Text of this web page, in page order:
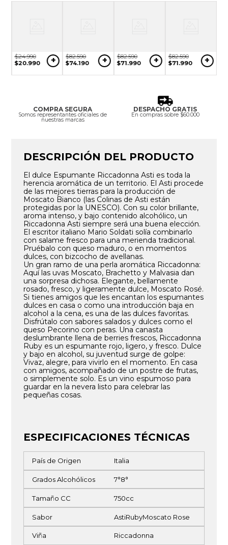
$24.990
$20.990 + $82.590
$74.190 + $82.590
$71.990 + $82.590
$71.990 +
COMPRA SEGURA
Somos representantes oficiales de
nuestras marcas
DESPACHO GRATIS
En compras sobre $60.000
DESCRIPCIÓN DEL PRODUCTO
El dulce Espumante Riccadonna Asti es toda la
herencia aromática de un territorio. El Asti procede
de las mejores tierras para la producción de
Moscato Bianco (las Colinas de Asti están
protegidas por la UNESCO). Con su color brillante,
aroma intenso, y bajo contenido alcohólico, un
Riccadonna Asti siempre será una buena elección.
El escritor italiano Mario Soldati solía combinarlo
con salame fresco para una merienda tradicional.
Pruébalo con queso maduro, o en momentos
dulces, con bizcocho de avellanas.
Un gran ramo de una perla aromática Riccadonna:
Aquí las uvas Moscato, Brachetto y Malvasia dan
una sorpresa dichosa. Elegante, bellamente
rosado, fresco, y ligeramente dulce, Moscato Rosé.
Si tienes amigos que les encantan los espumantes
dulces en casa o como una introducción baja en
alcohol a la cena, es una de las dulces favoritas.
Disfrútalo con sabores salados y dulces como el
queso Pecorino con peras. Una canasta
deslumbrante llena de berries frescos, Riccadonna
Ruby es un espumante rojo, ligero, y fresco. Dulce
y bajo en alcohol, su juventud surge de golpe:
Vivaz, alegre, para vivirlo en el momento. En casa
con amigos, acompañado de un postre de frutas,
o simplemente solo. Es un vino espumoso para
guardar en la nevera listo para celebrar las
pequeñas cosas.
ESPECIFICACIONES TÉCNICAS
País de Origen Italia
Grados Alcohólicos 7°8°
Tamaño CC 750cc
Sabor AstiRubyMoscato Rose
Viña Riccadonna